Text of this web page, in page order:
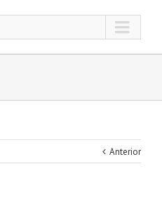
Anterior